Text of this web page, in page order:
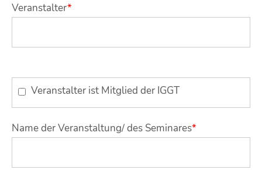
Veranstalter*
Veranstalter ist Mitglied der IGGT
Name der Veranstaltung/ des Seminares*